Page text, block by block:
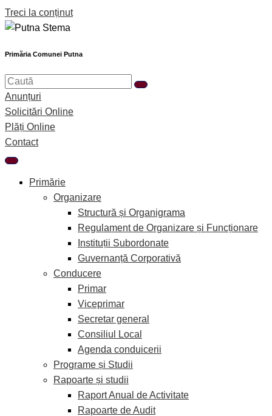
Treci la conținut
Primăria Comunei Putna
Anunțuri
Solicitări Online
Plăți Online
Contact
Primărie
Organizare
Structură și Organigrama
Regulament de Organizare și Funcționare
Instituții Subordonate
Guvernanță Corporativă
Conducere
Primar
Viceprimar
Secretar general
Consiliul Local
Agenda conduicerii
Programe și Studii
Rapoarte și studii
Raport Anual de Activitate
Rapoarte de Audit